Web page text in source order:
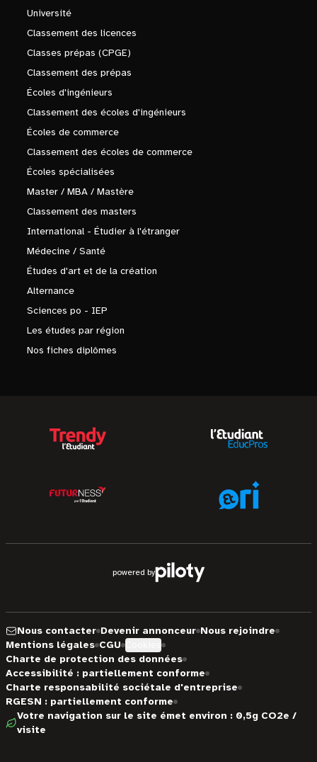
Université
Classement des licences
Classes prépas (CPGE)
Classement des prépas
Écoles d'ingénieurs
Classement des écoles d'ingénieurs
Écoles de commerce
Classement des écoles de commerce
Écoles spécialisées
Master / MBA / Mastère
Classement des masters
International - Étudier à l'étranger
Médecine / Santé
Études d'art et de la création
Alternance
Sciences po - IEP
Les études par région
Nos fiches diplômes
powered by
Nous contacter Devenir annonceur Nous rejoindre
Mentions légales CGU
Charte de protection des données
Accessibilité : partiellement conforme
Charte responsabilité sociétale d'entreprise
RGESN : partiellement conforme
Votre navigation sur le site émet environ : 0,5g CO2e /
visite